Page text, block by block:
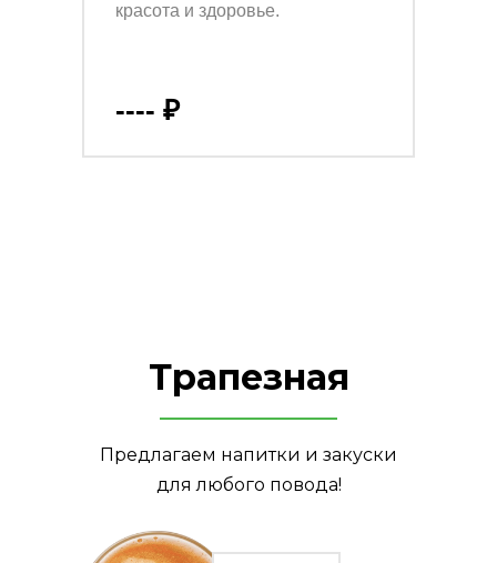
красота и здоровье.
---- ₽
Трапезная
Предлагаем напитки и закуски
для любого повода!